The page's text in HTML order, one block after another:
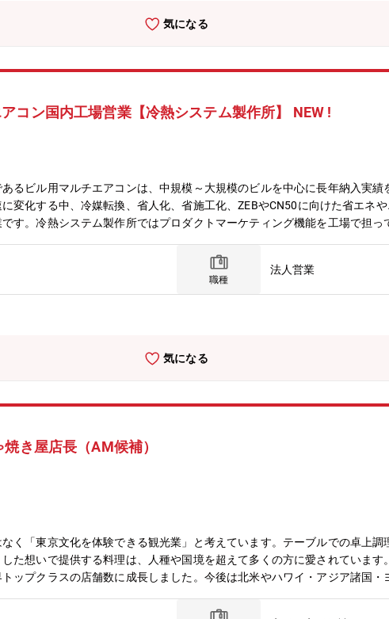
、頑張りが成果として感じやすい環境です。
気になる
コン国内工場営業【冷熱システム製作所】 NEW !
あるビル用マルチエアコンは、中規模～大規模のビルを中心に長年納入実
変化する中、冷媒転換、省人化、省施工化、ZEBやCN50に向けた省エネ
す。冷熱システム製作所ではプロダクトマーケティング機能を工場で担っ
ど出張ベースの仕事も多々あります）【業務内容】・国内マーケティング
情報収集を行い、当社方針を検討。・商品企画 上記マーケティング情報
商品企画を行います。・販促企画 商品の早期市場浸透やスペック率アッ
た活動を行います。・技術問合せ 商品に関する設計支援や問合せ対応を行
資料やカタログ・チラシ類等の販売促進ツールや当社HP等のweb広告・動
流れとなります。技術的な知見が無くても、入社時には各種研修を用意し
英語スキルが身につくよう各種研修を設けております。【組織のミッシ
冷事業の牽引場所として、期待される事業拡大と収益達成を図る。・パ
画、販促支援、供給運営といった 戦略立案・実行を行っていくことがPAC
しつつ、市場から求められる商材像、当社が持つ技術などを踏まえ、商品
期市場浸透させるための販促企画等も意思を反映出来る事、など国内PAC
理店、サブコン、ゼネコン、設計事務所など）からの期待も大きく、ま
合せ対応や研修会講師などを中心に製品知識の向上と人脈形成を進めつつ
職種
法人営業
気になる
き屋店長（AM候補）
く「東京文化を体験できる観光業」と考えています。テーブルでの卓上調
た想いで提供する料理は、人種や国境を超えて多くの方に愛されていま
ップクラスの店舗数に成長しました。今後は北米やハワイ・アジア諸国
入れ・スタッフ育成／シフト管理・メニュー開発／販促企画 などお客様の